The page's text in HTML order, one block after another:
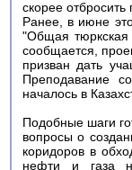
скорее
Ранее, в июне
"Общая тюркская
сообщается,
призван дать
Преподавание
началось в
Подобные шаги
вопросы о
коридоров в
нефти и газа